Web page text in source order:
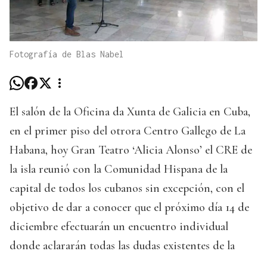
Fotografía de Blas Nabel
El salón de la Oficina da Xunta de Galicia en Cuba,
en el primer piso del otrora Centro Gallego de La
Habana, hoy Gran Teatro ‘Alicia Alonso’ el CRE de
la isla reunió con la Comunidad Hispana de la
capital de todos los cubanos sin excepción, con el
objetivo de dar a conocer que el próximo día 14 de
diciembre efectuarán un encuentro individual
donde aclararán todas las dudas existentes de la